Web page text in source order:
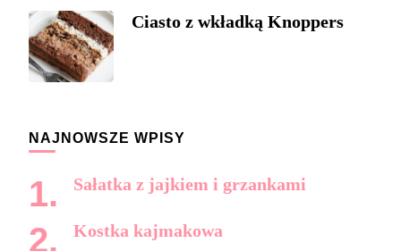
Ciasto z wkładką Knoppers
NAJNOWSZE WPISY
Sałatka z jajkiem i grzankami
Kostka kajmakowa